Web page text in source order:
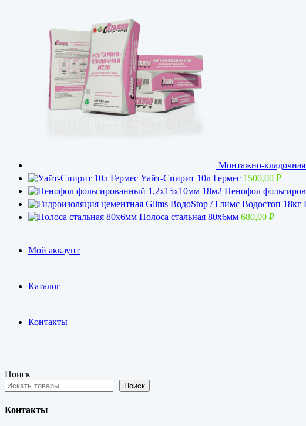
Монтажно-
Уайт-Спирит 10л Гермес 1500,00 ₽
Пенофол
Полоса стальная 80х6мм 680,00 ₽
Мой аккаунт
Каталог
Контакты
Поиск
Поиск
Контакты